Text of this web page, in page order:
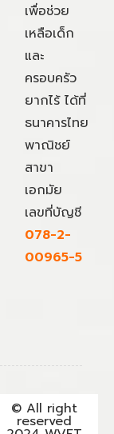
เพื่อช่วย
เหลือเด็ก
และ
ครอบครัว
ยากไร้ ได้ที่
ธนาคารไทย
พาณิชย์
สาขา
เอกมัย
เลขที่บัญชี
078-2-
00965-5
© All right
reserved